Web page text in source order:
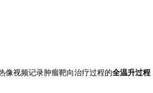
像视频记录肿瘤靶向治疗过程的全温升过程